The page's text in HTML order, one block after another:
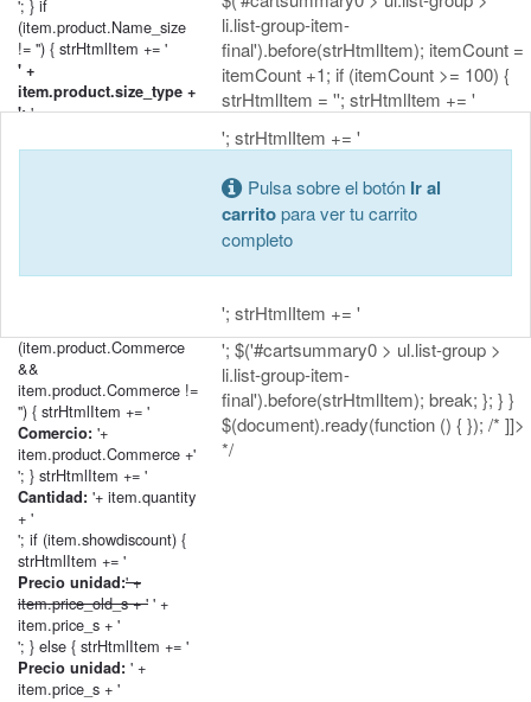
'; } if
(item.product.Name_size
!= '') { strHtmlItem += '
' +
item.product.size_type +
':'+
'; } if
(item.product.Name_classification
item.product.classification_type
item.product.Name_classification
(item.product.Commerce
&&
item.product.Commerce !=
'') { strHtmlItem += '
Comercio: '+
item.product.Commerce +'
'; } strHtmlItem += '
Cantidad: '+ item.quantity
+ '
'; if (item.showdiscount) {
strHtmlItem += '
Precio unidad:' +
item.price_old_s + ' ' +
item.price_s + '
'; } else { strHtmlItem += '
Precio unidad: ' +
item.price_s + '
li.list-group-item-
final').before(strHtmlItem); itemCount =
itemCount +1; if (itemCount >= 100) {
strHtmlItem = ''; strHtmlItem += '
'; strHtmlItem += '
Pulsa sobre el botón Ir al
carritopara ver tu carrito
completo
'; strHtmlItem += '
'; $('#cartsummary0 > ul.list-group >
li.list-group-item-
final').before(strHtmlItem); break; }; } }
$(document).ready(function () { }); /* ]]>
*/